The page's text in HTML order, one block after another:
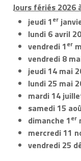
Jours fériés 2026
jeudi 1er
lundi 6 avril
vendredi 1er
vendredi 8
jeudi 14 mai
lundi 25 mai
mardi 14
samedi 15
dimanche 1er
mercredi 11
vendredi 25